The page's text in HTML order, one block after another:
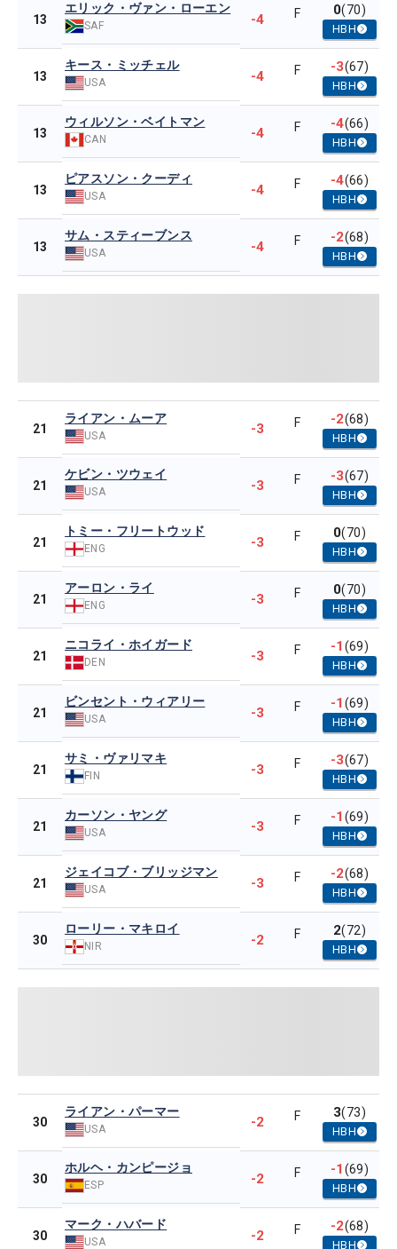
13
エリック・ヴァン・ローエン
SAF -4 F 0(70)
HBH
13
キース・ミッチェル
USA -4 F -3(67)
HBH
13
ウィルソン・ベイトマン
CAN -4 F -4(66)
HBH
13
ピアスソン・クーディ
USA -4 F -4(66)
HBH
13
サム・スティーブンス
USA -4 F -2(68)
HBH
21
ライアン・ムーア
USA -3 F -2(68)
HBH
21
ケビン・ツウェイ
USA -3 F -3(67)
HBH
21
トミー・フリートウッド
ENG -3 F 0(70)
HBH
21
アーロン・ライ
ENG -3 F 0(70)
HBH
21
ニコライ・ホイガード
DEN -3 F -1(69)
HBH
21
ビンセント・ウィアリー
USA -3 F -1(69)
HBH
21
サミ・ヴァリマキ
FIN -3 F -3(67)
HBH
21
カーソン・ヤング
USA -3 F -1(69)
HBH
21
ジェイコブ・ブリッジマン
USA -3 F -2(68)
HBH
30
ローリー・マキロイ
NIR -2 F 2(72)
HBH
30
ライアン・パーマー
USA -2 F 3(73)
HBH
30
ホルヘ・カンピージョ
ESP -2 F -1(69)
HBH
30
マーク・ハバード
USA -2 F -2(68)
HBH